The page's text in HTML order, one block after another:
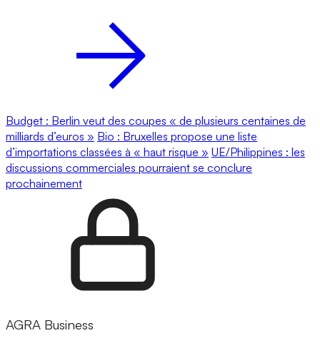
Budget : Berlin veut des coupes « de plusieurs centaines de
milliards d’euros » Bio : Bruxelles propose une liste
d’importations classées à « haut risque » UE/Philippines : les
discussions commerciales pourraient se conclure
prochainement
AGRA Business